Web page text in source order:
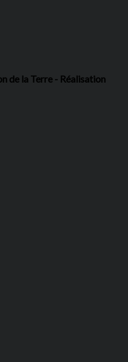
de la Terre - Réalisation